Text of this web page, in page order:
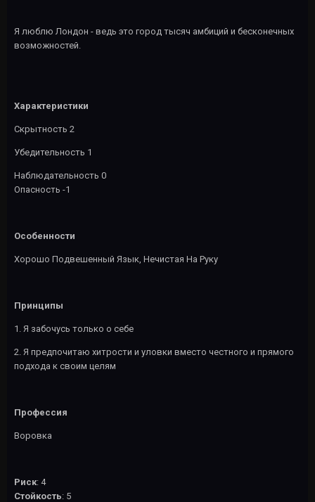
Я люблю Лондон - ведь это город тысяч амбиций и бесконечных
возможностей.
Характеристики
Скрытность 2
Убедительность 1
Наблюдательность 0
Опасность -1
Особенности
Хорошо Подвешенный Язык, Нечистая На Руку
Принципы
1. Я забочусь только о себе
2. Я предпочитаю хитрости и уловки вместо честного и прямого
подхода к своим целям
Профессия
Воровка
Риск: 4
Стойкость: 5